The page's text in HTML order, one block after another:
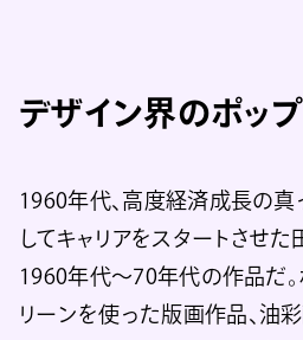
デザイン界のポッ
1960年代、高度経済成長の真
してキャリアをスタートさせ
1960年代〜70年代の作品だ
リーンを使った版画作品、油